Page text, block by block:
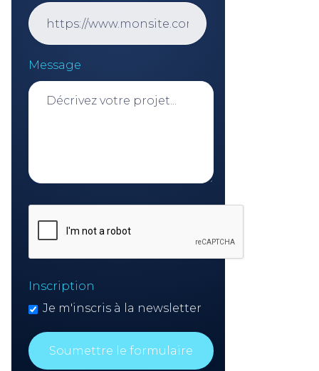
Message
Inscription
Je m'inscris à la newsletter